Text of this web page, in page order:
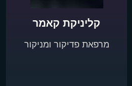
קליניקת קאמר
מרפאת פדיקור ומניקור